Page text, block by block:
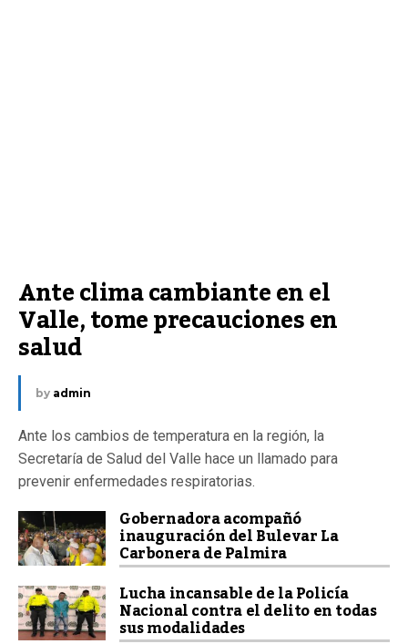
Ante clima cambiante en el
Valle, tome precauciones en
salud
by admin
Ante los cambios de temperatura en la región, la
Secretaría de Salud del Valle hace un llamado para
prevenir enfermedades respiratorias.
Gobernadora acompañó
inauguración del Bulevar La
Carbonera de Palmira
Lucha incansable de la Policía
Nacional contra el delito en todas
sus modalidades